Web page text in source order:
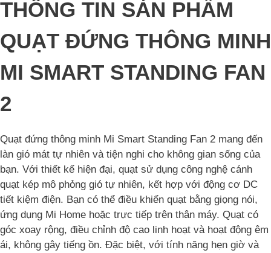
THÔNG TIN SẢN PHẨM
QUẠT ĐỨNG THÔNG MINH
MI SMART STANDING FAN
2
Quạt đứng thông minh Mi Smart Standing Fan 2 mang đến
làn gió mát tự nhiên và tiện nghi cho không gian sống của
bạn. Với thiết kế hiện đại, quạt sử dụng công nghệ cánh
quạt kép mô phỏng gió tự nhiên, kết hợp với động cơ DC
tiết kiệm điện. Bạn có thể điều khiển quạt bằng giọng nói,
ứng dụng Mi Home hoặc trực tiếp trên thân máy. Quạt có
góc xoay rộng, điều chỉnh độ cao linh hoạt và hoạt động êm
ái, không gây tiếng ồn. Đặc biệt, với tính năng hẹn giờ và